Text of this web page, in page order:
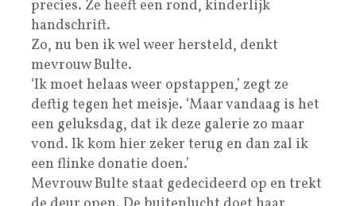
precies. Ze heeft een rond, kinderlijk
handschrift.
Zo, nu ben ik wel weer hersteld, denkt
mevrouw Bulte.
‘Ik moet helaas weer opstappen,’ zegt ze
deftig tegen het meisje. ‘Maar vandaag is het
een geluksdag, dat ik deze galerie zo maar
vond. Ik kom hier zeker terug en dan zal ik
een flinke donatie doen.’
Mevrouw Bulte staat gedecideerd op en trekt